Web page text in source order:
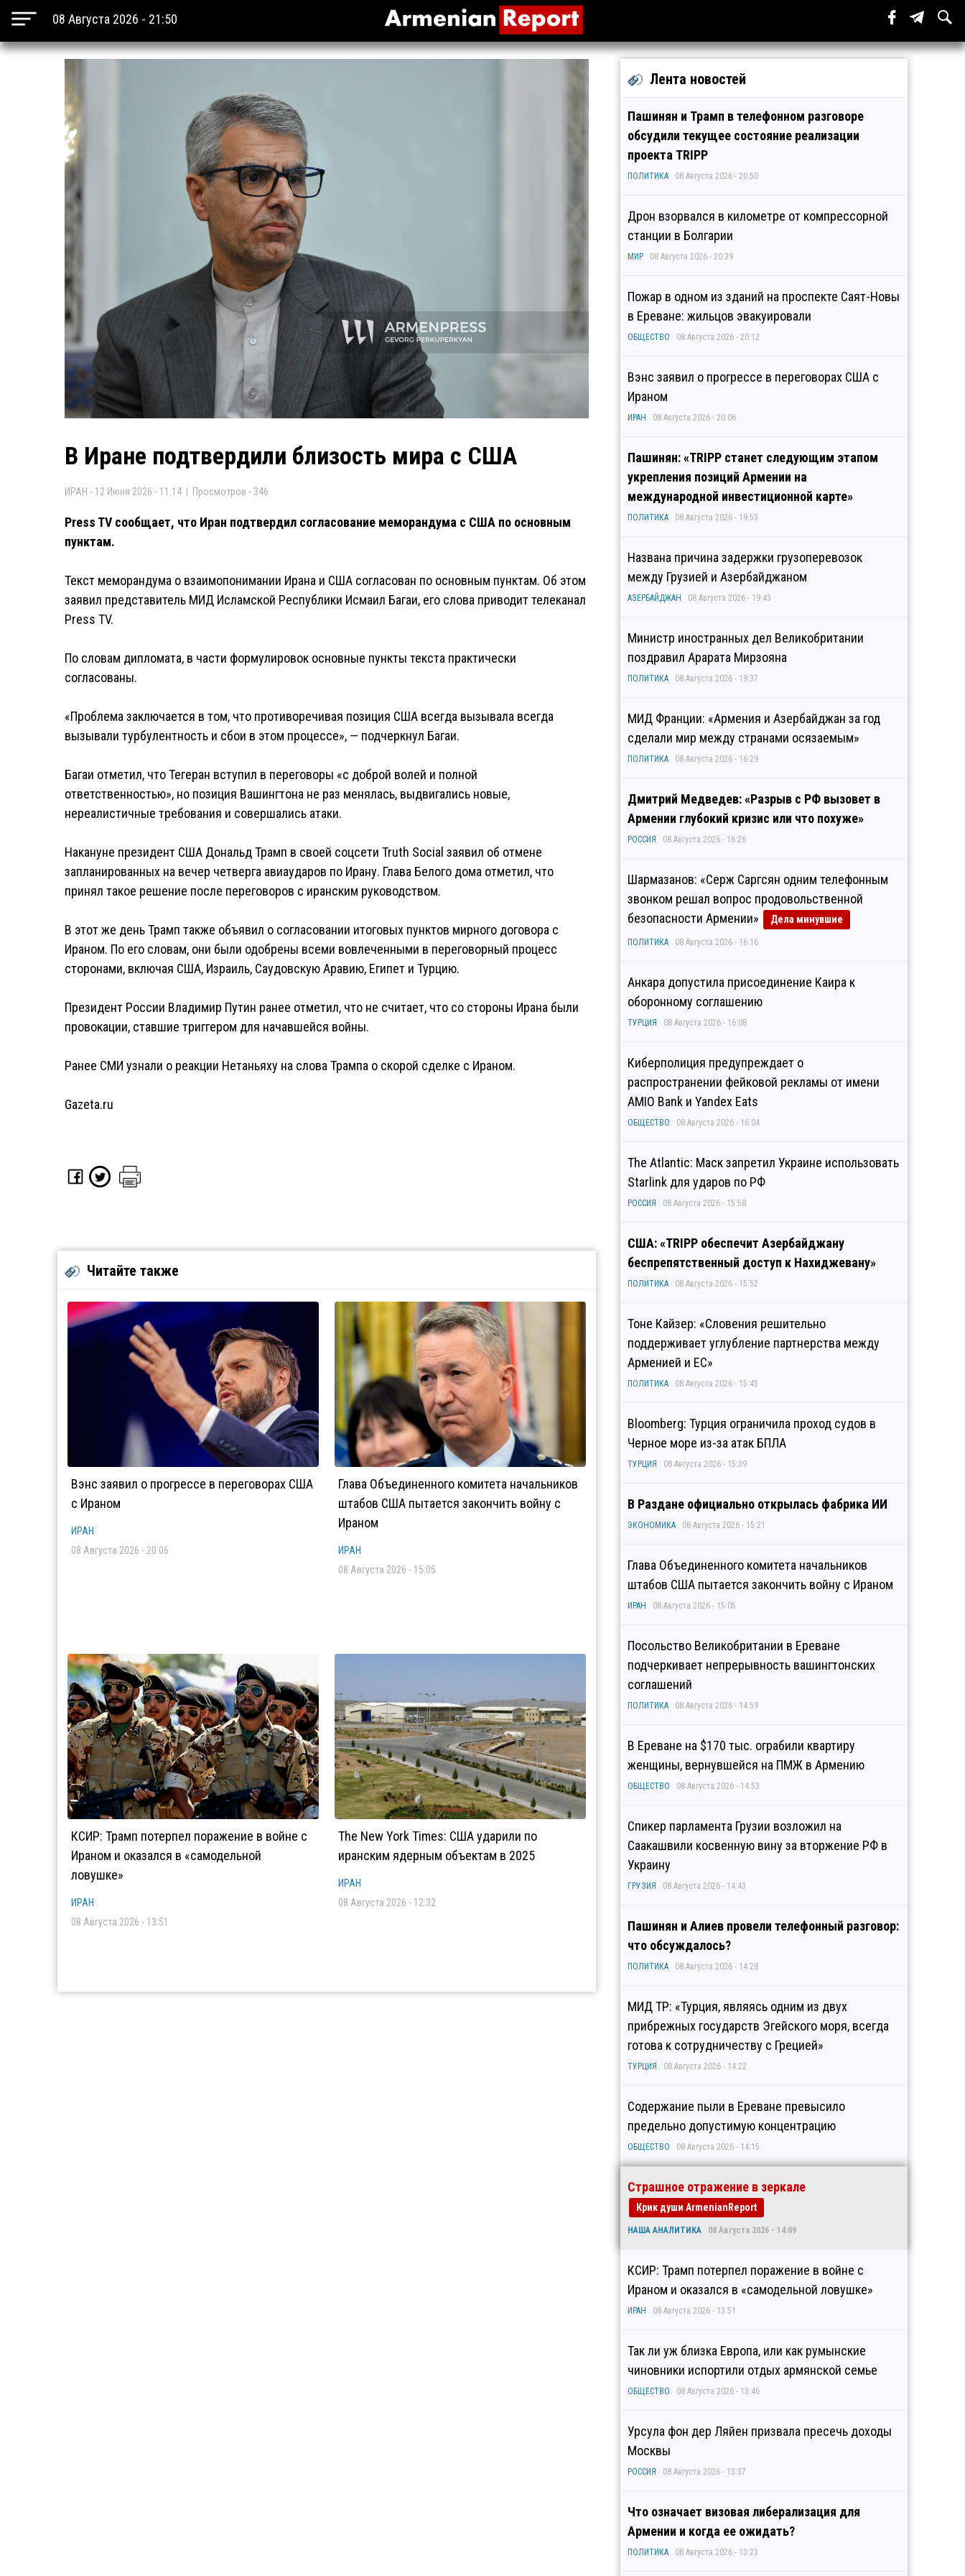
08 Августа 2026 - 21:50
В Иране подтвердили близость мира с США
ИРАН - 12 Июня 2026 - 11:14 | Просмотров - 346
Press TV сообщает, что Иран подтвердил согласование меморандума с США по основным
пунктам.
Текст меморандума о взаимопонимании Ирана и США согласован по основным пунктам. Об этом
заявил представитель МИД Исламской Республики Исмаил Багаи, его слова приводит телеканал
Press TV.
По словам дипломата, в части формулировок основные пункты текста практически
согласованы.
«Проблема заключается в том, что противоречивая позиция США всегда вызывала всегда
вызывали турбулентность и сбои в этом процессе», — подчеркнул Багаи.
Багаи отметил, что Тегеран вступил в переговоры «с доброй волей и полной
ответственностью», но позиция Вашингтона не раз менялась, выдвигались новые,
нереалистичные требования и совершались атаки.
Накануне президент США Дональд Трамп в своей соцсети Truth Social заявил об отмене
запланированных на вечер четверга авиаударов по Ирану. Глава Белого дома отметил, что
принял такое решение после переговоров с иранским руководством.
В этот же день Трамп также объявил о согласовании итоговых пунктов мирного договора с
Ираном. По его словам, они были одобрены всеми вовлеченными в переговорный процесс
сторонами, включая США, Израиль, Саудовскую Аравию, Египет и Турцию.
Президент России Владимир Путин ранее отметил, что не считает, что со стороны Ирана были
провокации, ставшие триггером для начавшейся войны.
Ранее СМИ узнали о реакции Нетаньяху на слова Трампа о скорой сделке с Ираном.
Gazeta.ru
Читайте также
Вэнс заявил о прогрессе в переговорах США
с Ираном
ИРАН
08 Августа 2026 - 20:06
Глава Объединенного комитета начальников
штабов США пытается закончить войну с
Ираном
ИРАН
08 Августа 2026 - 15:05
КСИР: Трамп потерпел поражение в войне с
Ираном и оказался в «самодельной
ловушке»
ИРАН
08 Августа 2026 - 13:51
The New York Times: США ударили по
иранским ядерным объектам в 2025
ИРАН
08 Августа 2026 - 12:32
Лента новостей
Пашинян и Трамп в телефонном разговоре
обсудили текущее состояние реализации
проекта TRIPP
ПОЛИТИКА 08 Августа 2026 - 20:50
Дрон взорвался в километре от компрессорной
станции в Болгарии
МИР 08 Августа 2026 - 20:39
Пожар в одном из зданий на проспекте Саят-Новы
в Ереване: жильцов эвакуировали
ОБЩЕСТВО 08 Августа 2026 - 20:12
Вэнс заявил о прогрессе в переговорах США с
Ираном
ИРАН 08 Августа 2026 - 20:06
Пашинян: «TRIPP станет следующим этапом
укрепления позиций Армении на
международной инвестиционной карте»
ПОЛИТИКА 08 Августа 2026 - 19:53
Названа причина задержки грузоперевозок
между Грузией и Азербайджаном
АЗЕРБАЙДЖАН 08 Августа 2026 - 19:43
Министр иностранных дел Великобритании
поздравил Арарата Мирзояна
ПОЛИТИКА 08 Августа 2026 - 19:37
МИД Франции: «Армения и Азербайджан за год
сделали мир между странами осязаемым»
ПОЛИТИКА 08 Августа 2026 - 16:29
Дмитрий Медведев: «Разрыв с РФ вызовет в
Армении глубокий кризис или что похуже»
РОССИЯ 08 Августа 2026 - 16:26
Шармазанов: «Серж Саргсян одним телефонным
звонком решал вопрос продовольственной
безопасности Армении»
Дела минувшие
ПОЛИТИКА 08 Августа 2026 - 16:16
Анкара допустила присоединение Каира к
оборонному соглашению
ТУРЦИЯ 08 Августа 2026 - 16:08
Киберполиция предупреждает о
распространении фейковой рекламы от имени
AMIO Bank и Yandex Eats
ОБЩЕСТВО 08 Августа 2026 - 16:04
The Atlantic: Маск запретил Украине использовать
Starlink для ударов по РФ
РОССИЯ 08 Августа 2026 - 15:58
США: «TRIPP обеспечит Азербайджану
беспрепятственный доступ к Нахиджевану»
ПОЛИТИКА 08 Августа 2026 - 15:52
Тоне Кайзер: «Словения решительно
поддерживает углубление партнерства между
Арменией и ЕС»
ПОЛИТИКА 08 Августа 2026 - 15:45
Bloomberg: Турция ограничила проход судов в
Черное море из-за атак БПЛА
ТУРЦИЯ 08 Августа 2026 - 15:39
В Раздане официально открылась фабрика ИИ
ЭКОНОМИКА 08 Августа 2026 - 15:21
Глава Объединенного комитета начальников
штабов США пытается закончить войну с Ираном
ИРАН 08 Августа 2026 - 15:05
Посольство Великобритании в Ереване
подчеркивает непрерывность вашингтонских
соглашений
ПОЛИТИКА 08 Августа 2026 - 14:59
В Ереване на $170 тыс. ограбили квартиру
женщины, вернувшейся на ПМЖ в Армению
ОБЩЕСТВО 08 Августа 2026 - 14:53
Спикер парламента Грузии возложил на
Саакашвили косвенную вину за вторжение РФ в
Украину
ГРУЗИЯ 08 Августа 2026 - 14:43
Пашинян и Алиев провели телефонный разговор:
что обсуждалось?
ПОЛИТИКА 08 Августа 2026 - 14:28
МИД ТР: «Турция, являясь одним из двух
прибрежных государств Эгейского моря, всегда
готова к сотрудничеству с Грецией»
ТУРЦИЯ 08 Августа 2026 - 14:22
Содержание пыли в Ереване превысило
предельно допустимую концентрацию
ОБЩЕСТВО 08 Августа 2026 - 14:15
Страшное отражение в зеркале
Крик души ArmenianReport
НАША АНАЛИТИКА 08 Августа 2026 - 14:09
КСИР: Трамп потерпел поражение в войне с
Ираном и оказался в «самодельной ловушке»
ИРАН 08 Августа 2026 - 13:51
Так ли уж близка Европа, или как румынские
чиновники испортили отдых армянской семье
ОБЩЕСТВО 08 Августа 2026 - 13:46
Урсула фон дер Ляйен призвала пресечь доходы
Москвы
РОССИЯ 08 Августа 2026 - 13:37
Что означает визовая либерализация для
Армении и когда ее ожидать?
ПОЛИТИКА 08 Августа 2026 - 13:23